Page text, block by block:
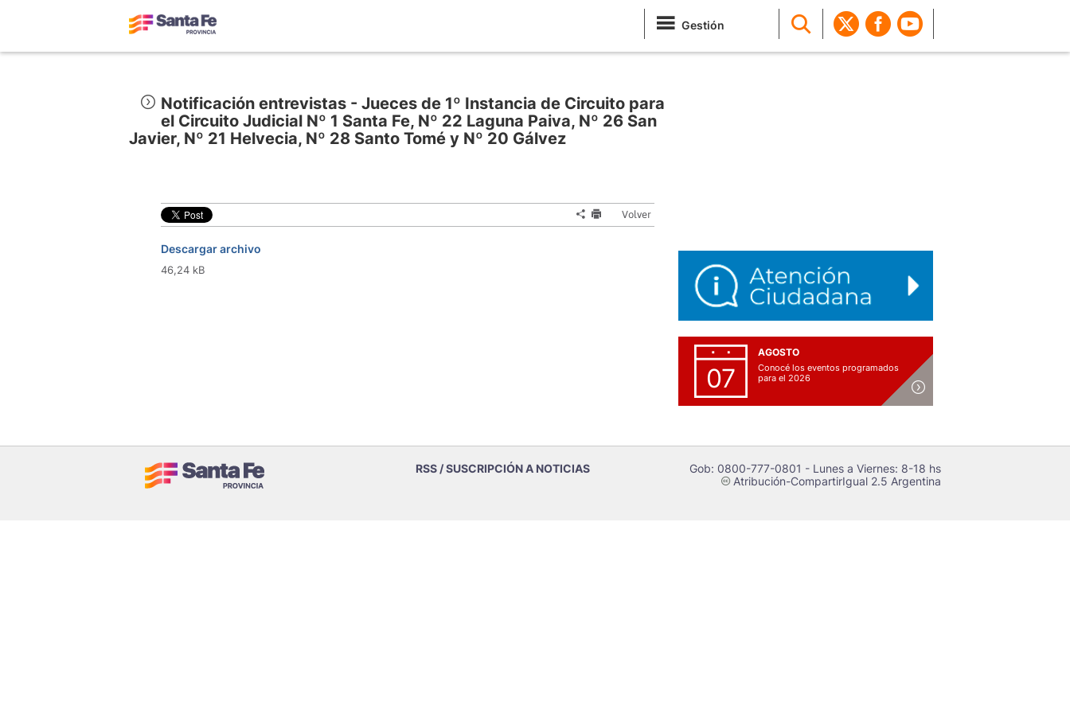
Gestión
Notificación entrevistas - Jueces de 1º Instancia de Circuito para
el Circuito Judicial Nº 1 Santa Fe, Nº 22 Laguna Paiva, Nº 26 San
Javier, Nº 21 Helvecia, Nº 28 Santo Tomé y Nº 20 Gálvez
Volver
Descargar archivo
46,24 kB
07
AGOSTO
Conocé los eventos programados
para el 2026
RSS / SUSCRIPCIÓN A NOTICIAS Gob: 0800-777-0801 - Lunes a Viernes: 8-18 hs
cAtribución-CompartirIgual 2.5 Argentina